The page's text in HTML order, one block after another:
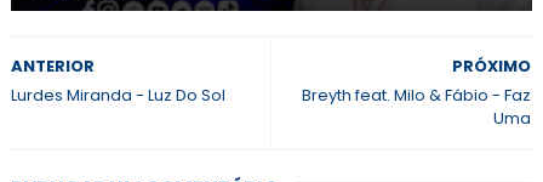
PRÓXIMO
Breyth feat. Milo & Fábio - Faz
Uma
ANTERIOR
Lurdes Miranda - Luz Do Sol